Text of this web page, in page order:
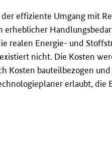
effiziente Umgang mit
realen Energie- und
nicht. Die Kosten
Kosten bauteilbezogen und
erlaubt, die